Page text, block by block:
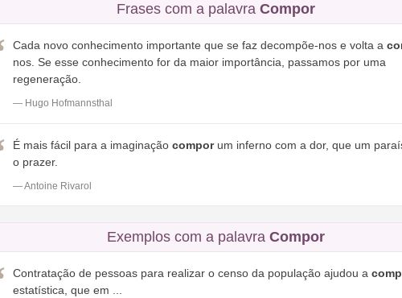
Frases com a palavraCompor
Cada novo conhecimento importante que se faz decompõe-nos e volta a
nos. Se esse conhecimento for da maior importância, passamos por uma
regeneração.
— Hugo Hofmannsthal
É mais fácil para a imaginação comporum inferno com a dor, que um
o prazer.
— Antoine Rivarol
Exemplos com a palavraCompor
Contratação de pessoas para realizar o censo da população ajudou a
estatística, que em ...